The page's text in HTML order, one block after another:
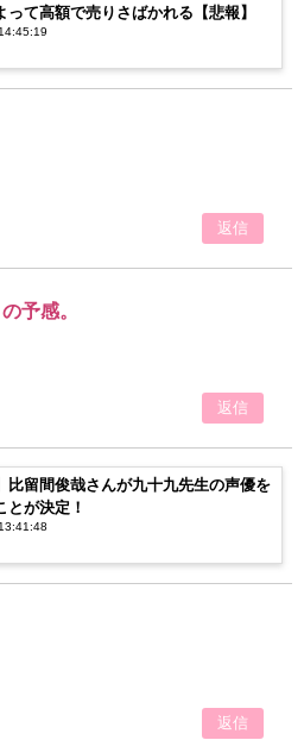
って高額で売りさばかれる【悲報】
返信
予感。
返信
比留間俊哉さんが九十九先生の声優を
とが決定！
返信